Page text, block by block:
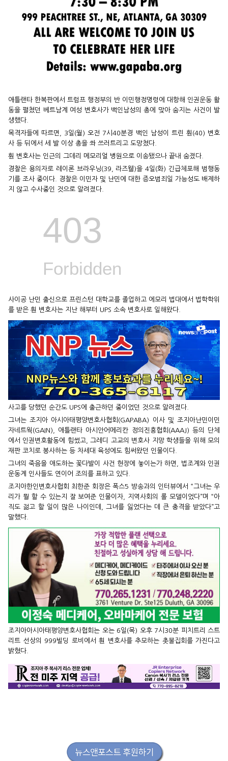
애틀랜타 한복판에서 트럼프 행정부의 반 이민행정명령에 대항해 인권운동 활
동을 펼쳤던 베트남계 여성 변호사가 백인남성의 총에 맞아 숨지는 사건이 발
생했다.
목격자들에 따르면, 3일(월) 오전 7시40분경 백인 남성이 트린 훤(40) 변호
사 등 뒤에서 세 발 이상 총을 쏴 쓰러트리고 도망쳤다.
훤 변호사는 인근의 그데리 메모리얼 병원으로 이송됐으나 끝내 숨졌다.
경찰은 용의자로 레이론 브라우닝(39, 라즈웰)을 4일(화) 긴급체포해 범행동
기를 조사 중이다. 경찰은 이민자 및 난민에 대한 증오범죄일 가능성도 배제하
지 않고 수사중인 것으로 알려졌다.
사이공 난민 출신으로 프린스턴 대학교를 졸업하고 에모리 법대에서 법학학위
를 받은 훤 변호사는 지난 해부터 UPS 소속 변호사로 일해왔다.
사고를 당했던 순간도 UPS에 출근하던 중이었던 것으로 알려졌다.
그녀는 조지아 아시아태평양변호사협회(GAPABA) 이사 및 조지아난민이민
자네트웍(GAIN), 애틀랜타 아시안어메리칸 정의진흥협회(AAAJ) 등의 단체
에서 인권변호활동에 힘썼고, 그레디 고교의 변호사 지망 학생들을 위해 모의
재판 코치로 봉사하는 등 차세대 육성에도 힘써왔던 인물이다.
그녀의 죽음을 애도하는 꽃다발이 사건 현장에 놓이는가 하면, 법조계와 인권
운동계 인사들도 연이어 조의를 표하고 있다.
조지아한인변호사협회 최한준 회장은 폭스5 방송과의 인터뷰에서 “그녀는 우
리가 뭘 할 수 있는지 잘 보여준 인물이자, 지역사회의 롤 모델이었다”며 “아
직도 젊고 할 일이 많은 나이인데, 그녀를 잃었다는 데 큰 충격을 받았다”고
말했다.
조지아아시아태평양변호사협회는 오는 6일(목) 오후 7시30분 피치트리 스트
리트 선상의 999빌딩 로비에서 훤 변호사를 추모하는 촛불집회를 가진다고
밝혔다.